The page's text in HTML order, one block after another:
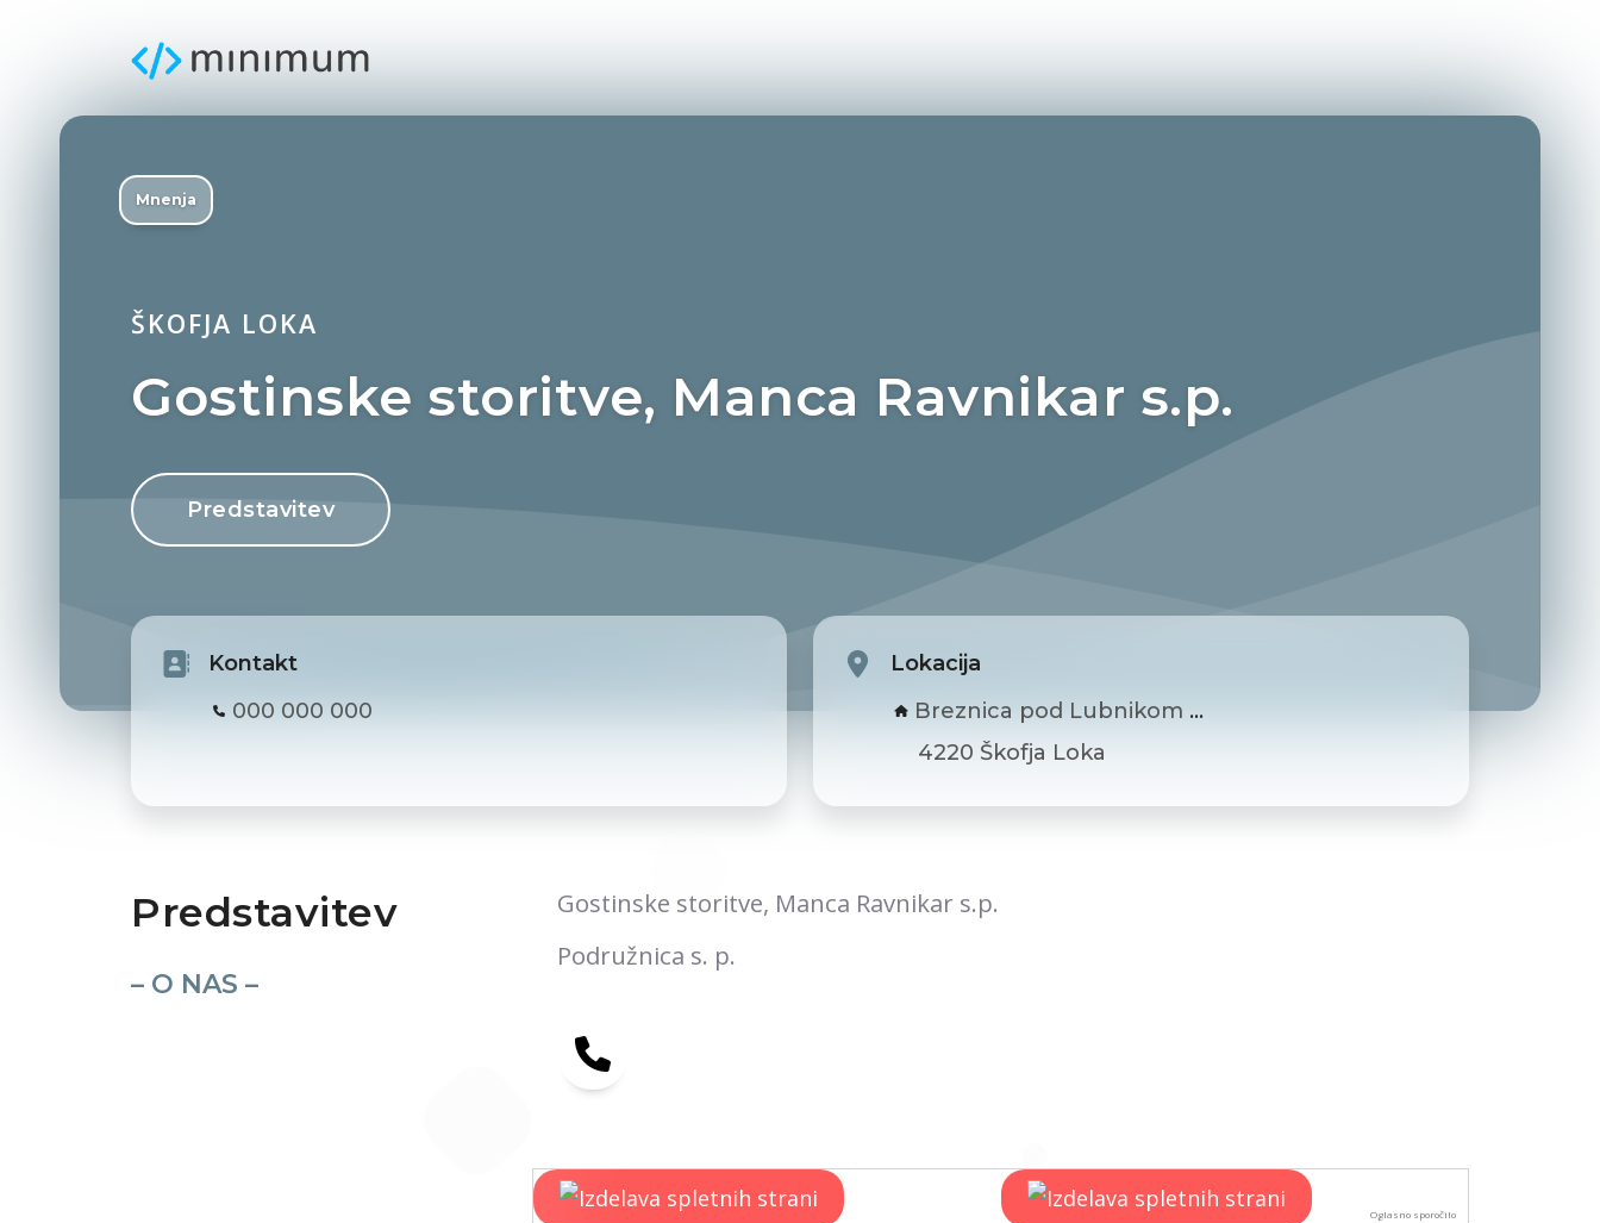
Mnenja
ŠKOFJA LOKA
Gostinske storitve, Manca Ravnikar s.p.
Predstavitev
Kontakt
000 000 000
Lokacija
Breznica pod Lubnikom 026, Breznica pod Lubnikom
4220 Škofja Loka
Predstavitev
– O NAS –
Gostinske storitve, Manca Ravnikar s.p.
Podružnica s. p.
Oglasno sporočilo